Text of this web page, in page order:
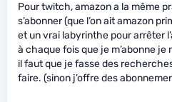
Pour twitch, amazon a la même
s’abonner (que l’on ait amazon
et un vrai labyrinthe pour arrêter
à chaque fois que je m’abonne
il faut que je fasse des
faire. (sinon j’offre des